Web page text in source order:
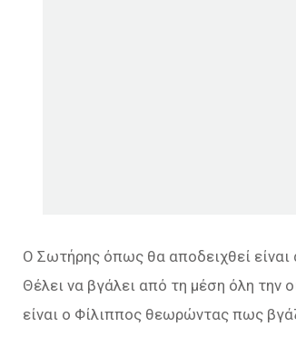
Ο Σωτήρης όπως θα αποδειχθεί είναι
Θέλει να βγάλει από τη μέση όλη
είναι ο Φίλιππος θεωρώντας πως